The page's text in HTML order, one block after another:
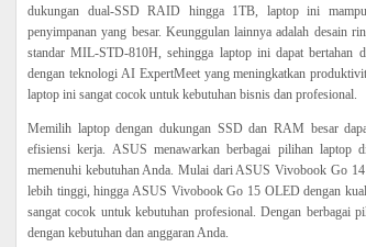
dukungan dual-SSD RAID hingga 1TB, laptop ini
penyimpanan yang besar. Keunggulan lainnya adalah desain
standar MIL-STD-810H, sehingga laptop ini dapat bertahan
dengan teknologi AI ExpertMeet yang meningkatkan
laptop ini sangat cocok untuk kebutuhan bisnis dan profesional.
Memilih laptop dengan dukungan SSD dan RAM besar
efisiensi kerja. ASUS menawarkan berbagai pilihan
memenuhi kebutuhan Anda. Mulai dari ASUS Vivobook Go
lebih tinggi, hingga ASUS Vivobook Go 15 OLED dengan
sangat cocok untuk kebutuhan profesional. Dengan berbagai
dengan kebutuhan dan anggaran Anda.